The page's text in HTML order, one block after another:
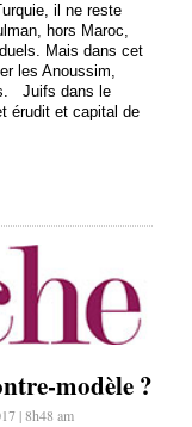
il ne reste
hors Maroc,
Mais dans cet
les Anoussim,
Juifs dans le
érudit et capital de
modèle ?
| 8h48 am